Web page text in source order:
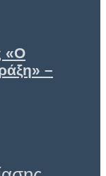
«Ο
–